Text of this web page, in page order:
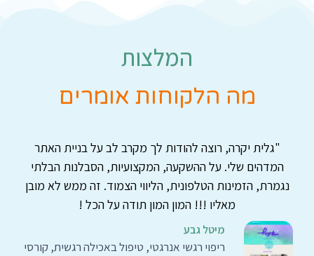
המלצות
מה הלקוחות אומרים
"גלית יקרה, רוצה להודות לך מקרב לב על בניית האתר
המדהים שלי. על ההשקעה, המקצועיות, הסבלנות הבלתי
נגמרת, הזמינות הטלפונית, הליווי הצמוד. זה ממש לא מובן
מאליו !!! המון המון תודה על הכל !
מיטל גבע
ריפוי רגשי אנרגטי, טיפול באכילה רגשית, קורסי